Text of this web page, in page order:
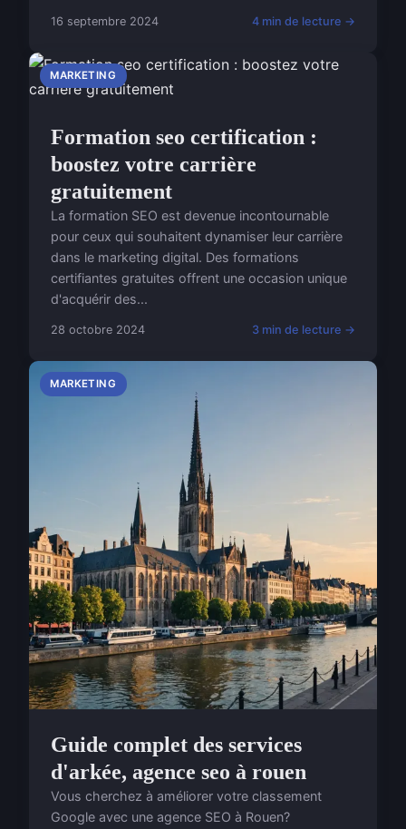
16 septembre 2024 4 min de lecture →
MARKETING
Formation seo certification :
boostez votre carrière
gratuitement
La formation SEO est devenue incontournable
pour ceux qui souhaitent dynamiser leur carrière
dans le marketing digital. Des formations
certifiantes gratuites offrent une occasion unique
d'acquérir des...
28 octobre 2024 3 min de lecture →
MARKETING
Guide complet des services
d'arkée, agence seo à rouen
Vous cherchez à améliorer votre classement
Google avec une agence SEO à Rouen?